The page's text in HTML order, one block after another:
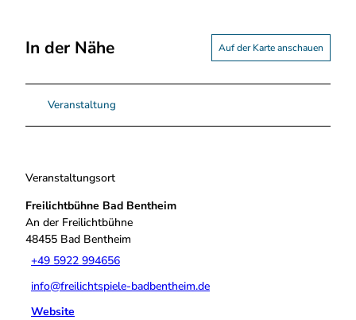
In der Nähe Auf der Karte anschauen
Veranstaltung
Veranstaltungsort
Freilichtbühne Bad Bentheim
An der Freilichtbühne
48455 Bad Bentheim
+49 5922 994656
info@freilichtspiele-badbentheim.de
Website